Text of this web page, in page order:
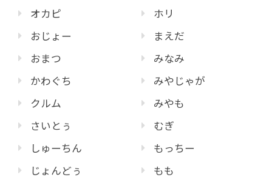
オカピ
おじょー
おまつ
かわぐち
クルム
さいとぅ
しゅーちん
じょんどぅ
ホリ
まえだ
みなみ
みやじゃが
みやも
むぎ
もっちー
もも